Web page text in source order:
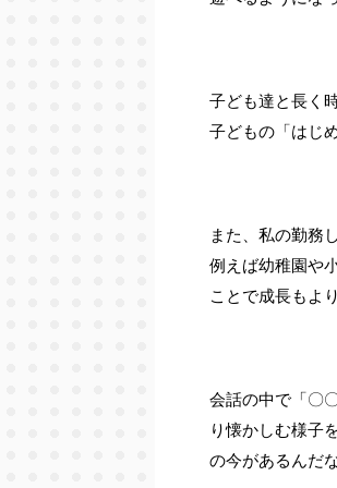
子ども達と長く
子どもの「はじ
また、私の勤務
例えば幼稚園や
ことで成長もよ
会話の中で「〇
り懐かしむ様子
の今があるんだ